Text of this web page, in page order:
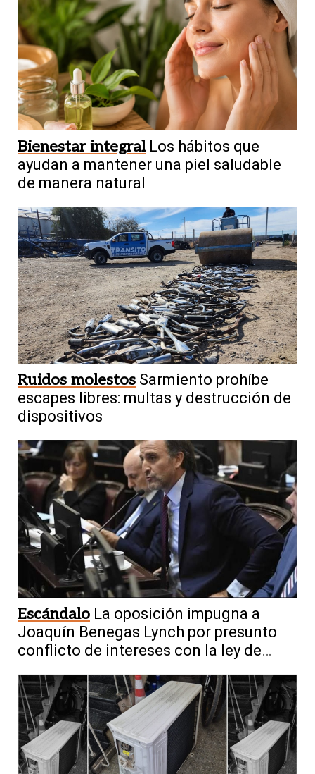
Bienestar integral Los hábitos que
ayudan a mantener una piel saludable
de manera natural
Ruidos molestos Sarmiento prohíbe
escapes libres: multas y destrucción de
dispositivos
Escándalo La oposición impugna a
Joaquín Benegas Lynch por presunto
conflicto de intereses con la ley de